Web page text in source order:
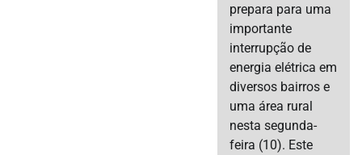
prepara para uma
importante
interrupção de
energia elétrica em
diversos bairros e
uma área rural
nesta segunda-
feira (10). Este